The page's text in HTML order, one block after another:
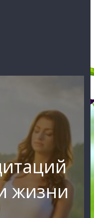
жизни